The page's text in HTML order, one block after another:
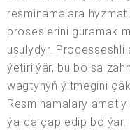
resminamalara
proseslerini guramak
usulydyr.
ýetirilýär, bu bolsa
wagtynyň ýitmegini
Resminamalary
ýa-da çap edip bolýar.